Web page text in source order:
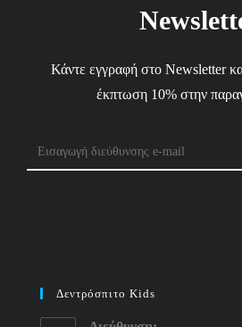
Κάντε εγγραφή στο Newsletter
έκπτωση 10% στην
Δεντρόσπιτο Kids